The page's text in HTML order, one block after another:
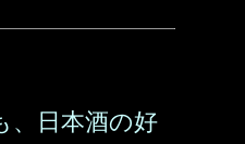
、日本酒の好